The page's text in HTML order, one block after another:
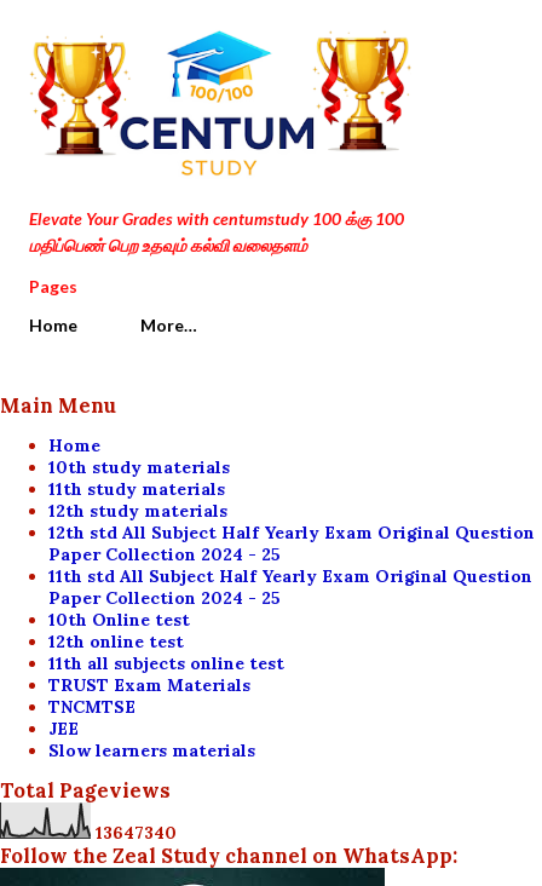
Skip to main content
Elevate Your Grades with centumstudy 100 க்கு 100
மதிப்பெண் பெற உதவும் கல்வி வலைதளம்
Pages
Home
More…
Main Menu
Home
10th study materials
11th study materials
12th study materials
12th std All Subject Half Yearly Exam Original Question
Paper Collection 2024 - 25
11th std All Subject Half Yearly Exam Original Question
Paper Collection 2024 - 25
10th Online test
12th online test
11th all subjects online test
TRUST Exam Materials
TNCMTSE
JEE
Slow learners materials
Total Pageviews
13647340
Follow the Zeal Study channel on WhatsApp: